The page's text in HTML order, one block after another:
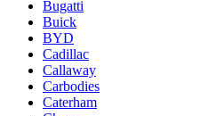
Bugatti
Buick
BYD
Cadillac
Callaway
Carbodies
Caterham